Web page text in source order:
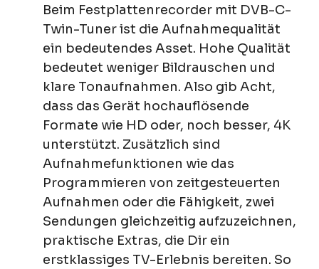
Beim Festplattenrecorder mit DVB-C-
Twin-Tuner ist die Aufnahmequalität
ein bedeutendes Asset. Hohe Qualität
bedeutet weniger Bildrauschen und
klare Tonaufnahmen. Also gib Acht,
dass das Gerät hochauflösende
Formate wie HD oder, noch besser, 4K
unterstützt. Zusätzlich sind
Aufnahmefunktionen wie das
Programmieren von zeitgesteuerten
Aufnahmen oder die Fähigkeit, zwei
Sendungen gleichzeitig aufzuzeichnen,
praktische Extras, die Dir ein
erstklassiges TV-Erlebnis bereiten. So